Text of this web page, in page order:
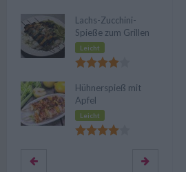
Lachs-Zucchini-
Spieße zum Grillen
Leicht
Hühnerspieß mit
Apfel
Leicht